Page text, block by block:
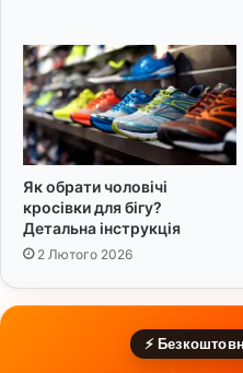
Як обрати чоловічі
кросівки для бігу?
Детальна інструкція
2 Лютого 2026
⚡